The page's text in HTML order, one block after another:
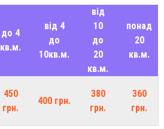
до 4
кв.м.
від 4
до
10кв.м.
від
10
до
20
кв.м.
понад
20
кв.м.
450
грн.
400 грн.
380
грн.
360
грн.